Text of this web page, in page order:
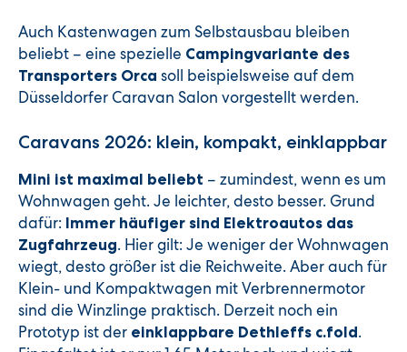
Auch Kastenwagen zum Selbstausbau bleiben
beliebt – eine spezielle Campingvariante des
Transporters Orca soll beispielsweise auf dem
Düsseldorfer Caravan Salon vorgestellt werden.
Caravans 2026: klein, kompakt, einklappbar
Mini ist maximal beliebt – zumindest, wenn es um
Wohnwagen geht. Je leichter, desto besser. Grund
dafür: Immer häufiger sind Elektroautos das
Zugfahrzeug. Hier gilt: Je weniger der Wohnwagen
wiegt, desto größer ist die Reichweite. Aber auch für
Klein- und Kompaktwagen mit Verbrennermotor
sind die Winzlinge praktisch. Derzeit noch ein
Prototyp ist der einklappbare Dethleffs c.fold.